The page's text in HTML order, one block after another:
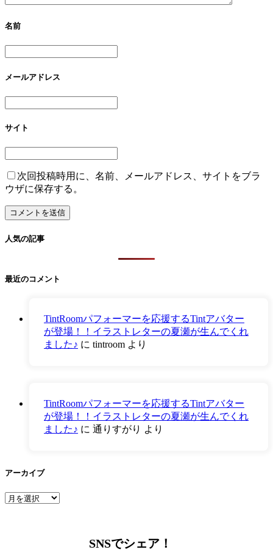
名前
メールアドレス
サイト
次回投稿時用に、名前、メールアドレス、サイトをブラ
ウザに保存する。
人気の記事
最近のコメント
TintRoomパフォーマーを応援するTintアバター
が登場！！イラストレターの夏瀬が生んでくれ
ました♪ に tintroom より
TintRoomパフォーマーを応援するTintアバター
が登場！！イラストレターの夏瀬が生んでくれ
ました♪ に 通りすがり より
アーカイブ
ア
SNSでシェア！